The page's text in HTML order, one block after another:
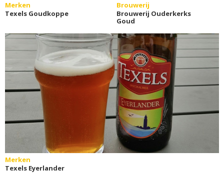
Merken
Texels Goudkoppe
Brouwerij
Brouwerij Ouderkerks
Goud
Merken
Texels Eyerlander